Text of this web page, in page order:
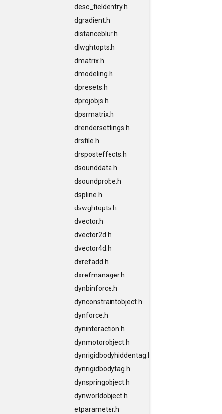
desc_fieldentry.h
dgradient.h
distanceblur.h
dlwghtopts.h
dmatrix.h
dmodeling.h
dpresets.h
dprojobjs.h
dpsrmatrix.h
drendersettings.h
drsfile.h
drsposteffects.h
dsounddata.h
dsoundprobe.h
dspline.h
dswghtopts.h
dvector.h
dvector2d.h
dvector4d.h
dxrefadd.h
dxrefmanager.h
dynbinforce.h
dynconstraintobject.h
dynforce.h
dyninteraction.h
dynmotorobject.h
dynrigidbodyhiddentag.h
dynrigidbodytag.h
dynspringobject.h
dynworldobject.h
etparameter.h